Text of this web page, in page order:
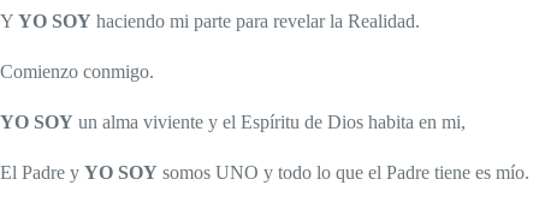
Y YO SOY haciendo mi parte para revelar la Realidad.
Comienzo conmigo.
YO SOY un alma viviente y el Espíritu de Dios habita en mi,
El Padre y YO SOY somos UNO y todo lo que el Padre tiene es mío.